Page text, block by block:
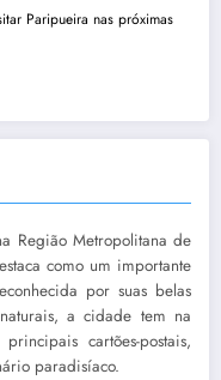
Paripueira nas próximas
Região Metropolitana de
como um importante
por suas belas
a cidade tem na
cartões-postais,
paradisíaco.